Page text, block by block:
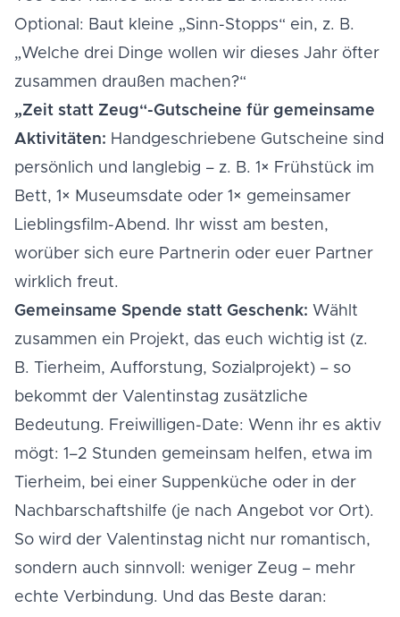
Optional: Baut kleine „Sinn-Stopps“ ein, z. B.
„Welche drei Dinge wollen wir dieses Jahr öfter
zusammen draußen machen?“
„Zeit statt Zeug“-Gutscheine für gemeinsame
Aktivitäten: Handgeschriebene Gutscheine sind
persönlich und langlebig – z. B. 1× Frühstück im
Bett, 1× Museumsdate oder 1× gemeinsamer
Lieblingsfilm-Abend. Ihr wisst am besten,
worüber sich eure Partnerin oder euer Partner
wirklich freut.
Gemeinsame Spende statt Geschenk: Wählt
zusammen ein Projekt, das euch wichtig ist (z.
B. Tierheim, Aufforstung, Sozialprojekt) – so
bekommt der Valentinstag zusätzliche
Bedeutung. Freiwilligen-Date: Wenn ihr es aktiv
mögt: 1–2 Stunden gemeinsam helfen, etwa im
Tierheim, bei einer Suppenküche oder in der
Nachbarschaftshilfe (je nach Angebot vor Ort).
So wird der Valentinstag nicht nur romantisch,
sondern auch sinnvoll: weniger Zeug – mehr
echte Verbindung. Und das Beste daran: